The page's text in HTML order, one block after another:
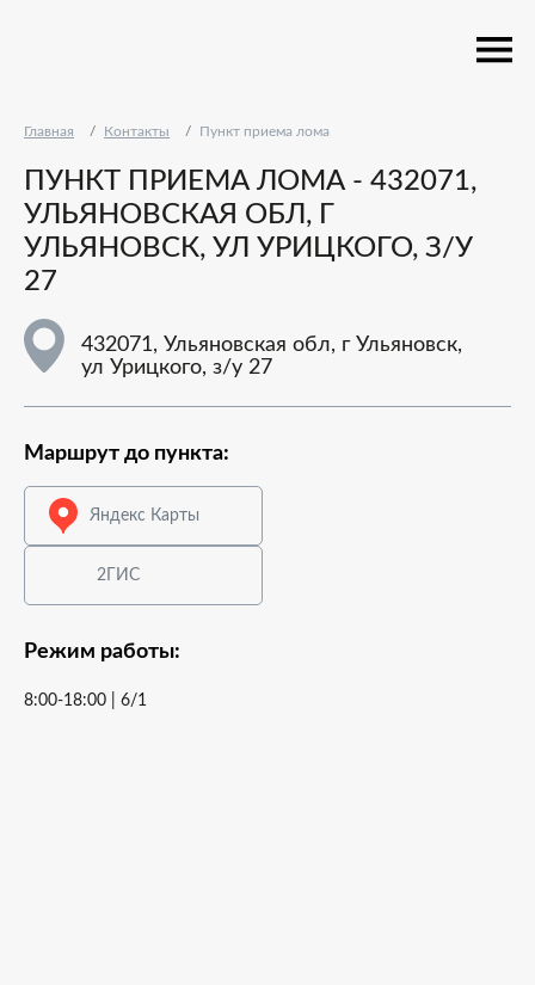
Главная Контакты Пункт приема лома
ПУНКТ ПРИЕМА ЛОМА - 432071,
УЛЬЯНОВСКАЯ ОБЛ, Г
УЛЬЯНОВСК, УЛ УРИЦКОГО, З/У
27
432071, Ульяновская обл, г Ульяновск,
ул Урицкого, з/у 27
Маршрут до пункта:
Яндекс Карты
2ГИС
Режим работы:
8:00-18:00 | 6/1